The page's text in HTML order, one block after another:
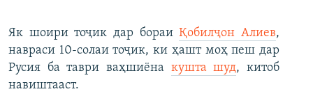
Як шоири тоҷик дар бораиҚобилҷон Алиев,
навраси 10-солаи тоҷик, ки ҳашт моҳ пеш дар
Русия ба таври ваҳшиёна кушта шуд, китоб
навиштааст.